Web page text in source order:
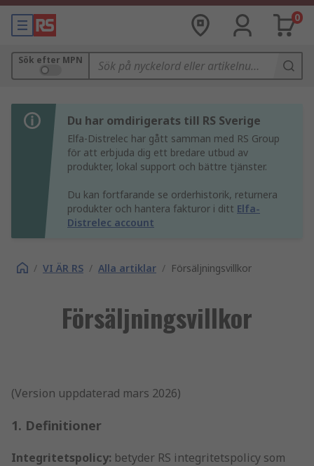
0
Sök efter MPN
Du har omdirigerats till RS Sverige
Elfa-Distrelec har gått samman med RS Group
för att erbjuda dig ett bredare utbud av
produkter, lokal support och bättre tjänster.
Du kan fortfarande se orderhistorik, returnera
produkter och hantera fakturor i ditt Elfa-
Distrelec account
/ VI ÄR RS / Alla artiklar / Försäljningsvillkor
Försäljningsvillkor
(Version uppdaterad mars 2026)
1. Definitioner
Integritetspolicy: betyder RS integritetspolicy som